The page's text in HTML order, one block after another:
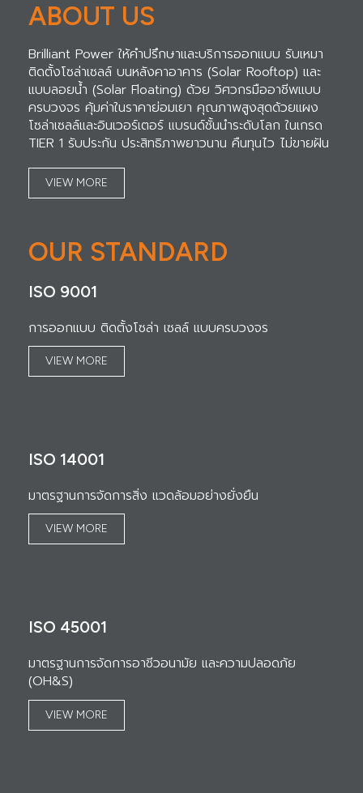
ABOUT US
Brilliant Power ให้คำปรึกษาและบริการออกแบบ รับเหมา
ติดตั้งโซล่าเซลล์ บนหลังคาอาคาร (Solar Rooftop) และ
แบบลอยน้ำ (Solar Floating) ด้วย วิศวกรมืออาชีพแบบ
ครบวงจร คุ้มค่าในราคาย่อมเยา คุณภาพสูงสุดด้วยแผง
โซล่าเซลล์และอินเวอร์เตอร์ แบรนด์ชั้นนำระดับโลก ในเกรด
TIER 1 รับประกัน ประสิทธิภาพยาวนาน คืนทุนไว ไม่ขายฝัน
VIEW MORE
OUR STANDARD
ISO 9001
การออกแบบ ติดตั้งโซล่า เซลล์ แบบครบวงจร
VIEW MORE
ISO 14001
มาตรฐานการจัดการสิ่ง แวดล้อมอย่างยั่งยืน
VIEW MORE
ISO 45001
มาตรฐานการจัดการอาชีวอนามัย และความปลอดภัย
(OH&S)
VIEW MORE